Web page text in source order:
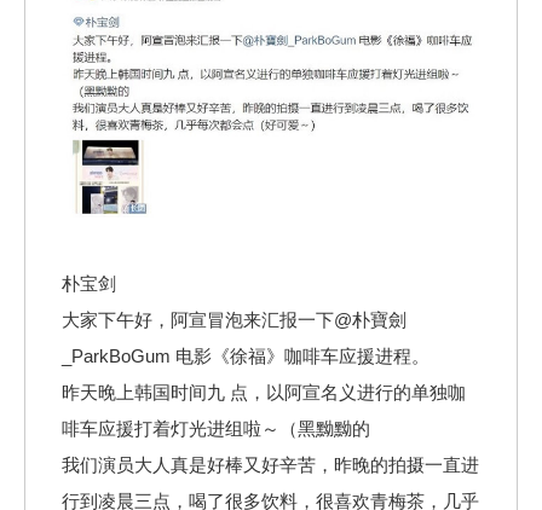
朴宝剑
大家下午好，阿宣冒泡来汇报一下@朴寶劍
_ParkBoGum 电影《徐福》咖啡车应援进程。
昨天晚上韩国时间九 点，以阿宣名义进行的单独咖
啡车应援打着灯光进组啦～（黑黝黝的
我们演员大人真是好棒又好辛苦，昨晚的拍摄一直进
行到凌晨三点，喝了很多饮料，很喜欢青梅茶，几乎